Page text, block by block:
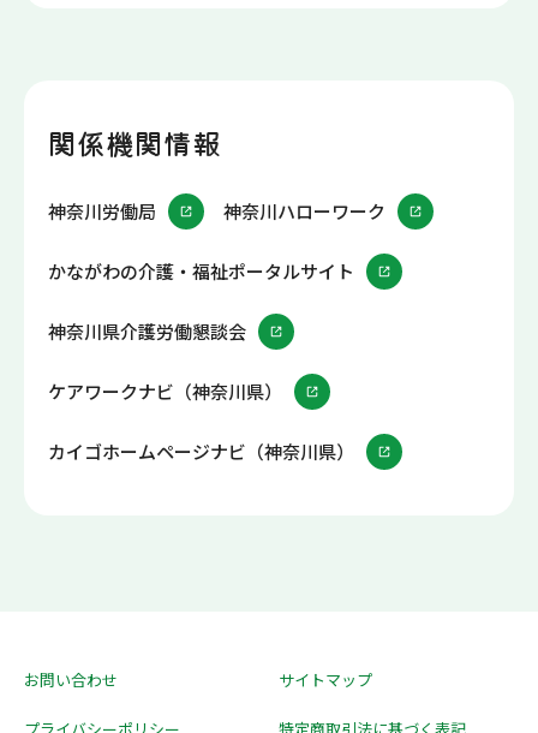
関係機関情報
神奈川労働局 神奈川ハローワーク
かながわの介護・福祉ポータルサイト
神奈川県介護労働懇談会
ケアワークナビ（神奈川県）
カイゴホームページナビ（神奈川県）
お問い合わせ サイトマップ